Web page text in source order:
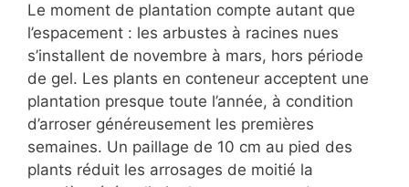
Le moment de plantation compte autant que
l’espacement : les arbustes à racines nues
s’installent de novembre à mars, hors période
de gel. Les plants en conteneur acceptent une
plantation presque toute l’année, à condition
d’arroser généreusement les premières
semaines. Un paillage de 10 cm au pied des
plants réduit les arrosages de moitié la